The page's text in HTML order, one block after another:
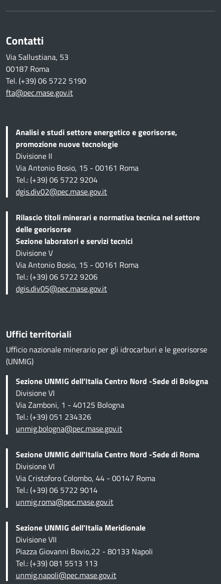
Contatti
Via Sallustiana, 53
00187 Roma
Tel. (+39) 06 5722 5190
fta@pec.mase.gov.it
Analisi e studi settore energetico e georisorse,
promozione nuove tecnologie
Divisione II
Via Antonio Bosio, 15 - 00161 Roma
Tel.: (+39) 06 5722 9204
dgis.div02@pec.mase.gov.it
Rilascio titoli minerari e normativa tecnica nel settore
delle georisorse
Sezione laboratori e servizi tecnici
Divisione V
Via Antonio Bosio, 15 - 00161 Roma
Tel.: (+39) 06 5722 9206
dgis.div05@pec.mase.gov.it
Uffici territoriali
Ufficio nazionale minerario per gli idrocarburi e le georisorse
(UNMIG)
Sezione UNMIG dell’Italia Centro Nord -Sede di Bologna
Divisione VI
Via Zamboni, 1 - 40125 Bologna
Tel.: (+39) 051 234326
unmig.bologna@pec.mase.gov.it
Sezione UNMIG dell'Italia Centro Nord -Sede di Roma
Divisione VI
Via Cristoforo Colombo, 44 - 00147 Roma
Tel.: (+39) 06 5722 9014
unmig.roma@pec.mase.gov.it
Sezione UNMIG dell'Italia Meridionale
Divisione VII
Piazza Giovanni Bovio,22 - 80133 Napoli
Tel.: (+39) 081 5513 113
unmig.napoli@pec.mase.gov.it